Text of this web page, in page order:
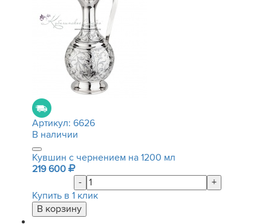
Артикул: 6626
В наличии
Кувшин с чернением на 1200 мл
219 600
-
+
Купить в 1 клик